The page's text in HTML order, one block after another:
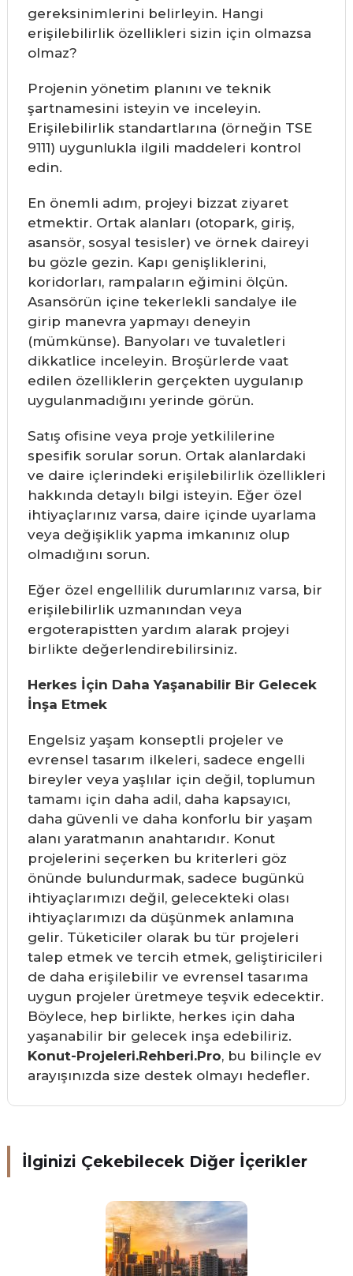
gereksinimlerini belirleyin. Hangi
erişilebilirlik özellikleri sizin için olmazsa
olmaz?
Projenin yönetim planını ve teknik
şartnamesini isteyin ve inceleyin.
Erişilebilirlik standartlarına (örneğin TSE
9111) uygunlukla ilgili maddeleri kontrol
edin.
En önemli adım, projeyi bizzat ziyaret
etmektir. Ortak alanları (otopark, giriş,
asansör, sosyal tesisler) ve örnek daireyi
bu gözle gezin. Kapı genişliklerini,
koridorları, rampaların eğimini ölçün.
Asansörün içine tekerlekli sandalye ile
girip manevra yapmayı deneyin
(mümkünse). Banyoları ve tuvaletleri
dikkatlice inceleyin. Broşürlerde vaat
edilen özelliklerin gerçekten uygulanıp
uygulanmadığını yerinde görün.
Satış ofisine veya proje yetkililerine
spesifik sorular sorun. Ortak alanlardaki
ve daire içlerindeki erişilebilirlik özellikleri
hakkında detaylı bilgi isteyin. Eğer özel
ihtiyaçlarınız varsa, daire içinde uyarlama
veya değişiklik yapma imkanınız olup
olmadığını sorun.
Eğer özel engellilik durumlarınız varsa, bir
erişilebilirlik uzmanından veya
ergoterapistten yardım alarak projeyi
birlikte değerlendirebilirsiniz.
Herkes İçin Daha Yaşanabilir Bir Gelecek
İnşa Etmek
Engelsiz yaşam konseptli projeler ve
evrensel tasarım ilkeleri, sadece engelli
bireyler veya yaşlılar için değil, toplumun
tamamı için daha adil, daha kapsayıcı,
daha güvenli ve daha konforlu bir yaşam
alanı yaratmanın anahtarıdır. Konut
projelerini seçerken bu kriterleri göz
önünde bulundurmak, sadece bugünkü
ihtiyaçlarımızı değil, gelecekteki olası
ihtiyaçlarımızı da düşünmek anlamına
gelir. Tüketiciler olarak bu tür projeleri
talep etmek ve tercih etmek, geliştiricileri
de daha erişilebilir ve evrensel tasarıma
uygun projeler üretmeye teşvik edecektir.
Böylece, hep birlikte, herkes için daha
yaşanabilir bir gelecek inşa edebiliriz.
Konut-Projeleri.Rehberi.Pro, bu bilinçle ev
arayışınızda size destek olmayı hedefler.
İlginizi Çekebilecek Diğer İçerikler